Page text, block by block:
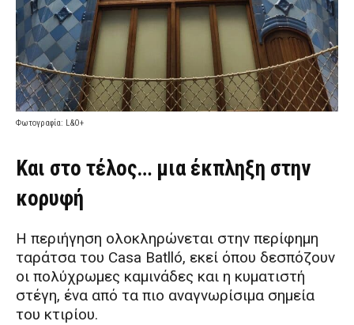
Φωτογραφία: L&Ο+
Και στο τέλος… μια έκπληξη στην
κορυφή
Η περιήγηση ολοκληρώνεται στην περίφημη
ταράτσα του Casa Batlló, εκεί όπου δεσπόζουν
οι πολύχρωμες καμινάδες και η κυματιστή
στέγη, ένα από τα πιο αναγνωρίσιμα σημεία
του κτιρίου.